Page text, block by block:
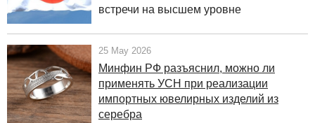
встречи на высшем уровне
25 May 2026
Минфин РФ разъяснил, можно ли
применять УСН при реализации
импортных ювелирных изделий из
серебра